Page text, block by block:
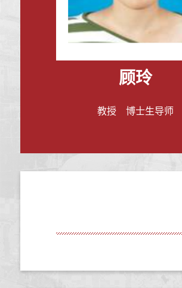
顾玲
教授 博士生导师